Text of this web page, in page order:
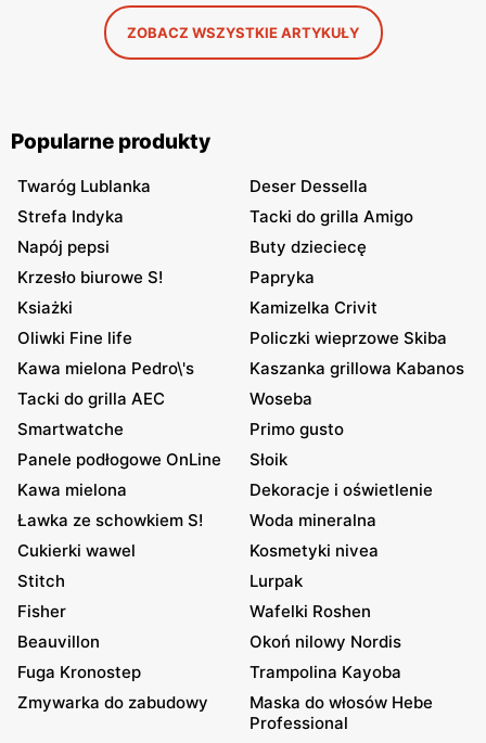
ZOBACZ WSZYSTKIE ARTYKUŁY
Popularne produkty
Twaróg Lublanka
Deser Dessella
Strefa Indyka
Tacki do grilla Amigo
Napój pepsi
Buty dzieciecę
Krzesło biurowe S!
Papryka
Ksiażki
Kamizelka Crivit
Oliwki Fine life
Policzki wieprzowe Skiba
Kawa mielona Pedro\'s
Kaszanka grillowa Kabanos
Tacki do grilla AEC
Woseba
Smartwatche
Primo gusto
Panele podłogowe OnLine
Słoik
Kawa mielona
Dekoracje i oświetlenie
Ławka ze schowkiem S!
Woda mineralna
Cukierki wawel
Kosmetyki nivea
Stitch
Lurpak
Fisher
Wafelki Roshen
Beauvillon
Okoń nilowy Nordis
Fuga Kronostep
Trampolina Kayoba
Zmywarka do zabudowy
Maska do włosów Hebe
Professional